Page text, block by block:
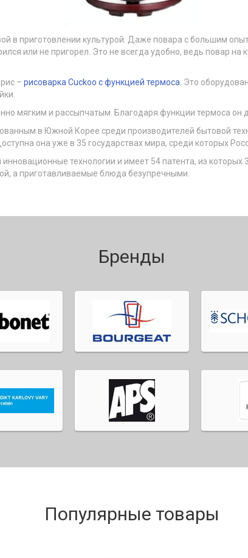
в приготовлении культурой. Даже повара с большим
или не пригорел. Это не всегда удобно, ведь повар
– рисоварка Cuckoo с функцией термоса . Это
мягким и рассыпчатым. Благодаря функции термоса он
в Южной Корее среди производителей бытовой
она уже в 35 государствах мира, среди которых
технологии и имеет 54 патента, из
а приготавливаемые блюда безупречными.
Бренды
Популярные товары